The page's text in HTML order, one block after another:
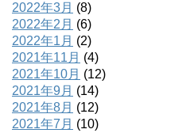
2022年3月 (8)
2022年2月 (6)
2022年1月 (2)
2021年11月 (4)
2021年10月 (12)
2021年9月 (14)
2021年8月 (12)
2021年7月 (10)